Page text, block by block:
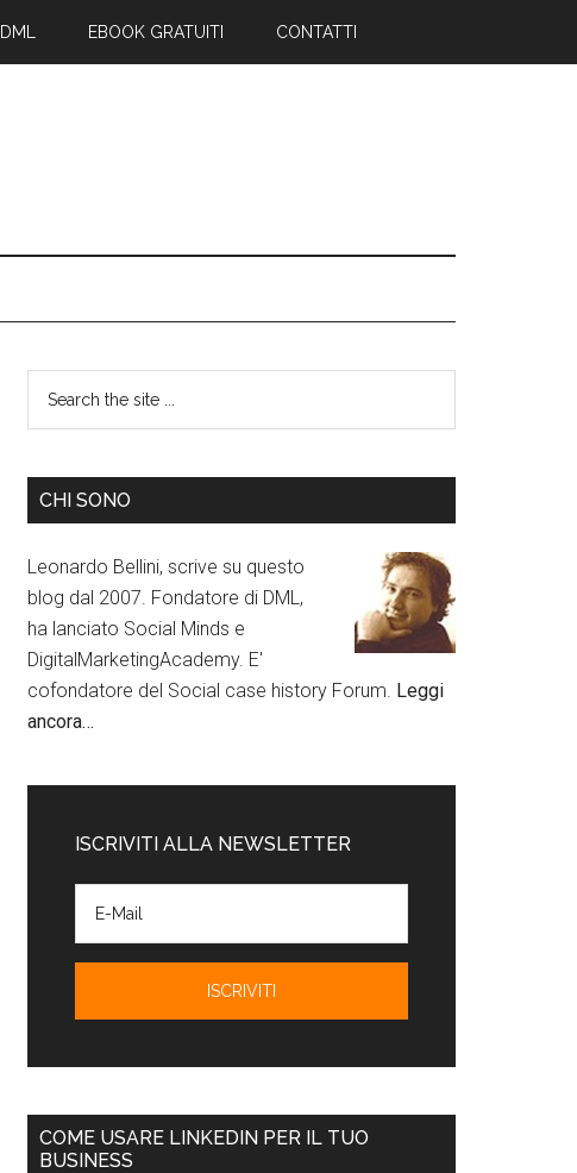
EBOOK GRATUITI CONTATTI
CHI SONO
Leonardo Bellini, scrive su questo
blog dal 2007. Fondatore di DML,
ha lanciato Social Minds e
DigitalMarketingAcademy. E'
cofondatore del Social case history Forum. Leggi
ancora…
ISCRIVITI ALLA NEWSLETTER
COME USARE LINKEDIN PER IL TUO
BUSINESS